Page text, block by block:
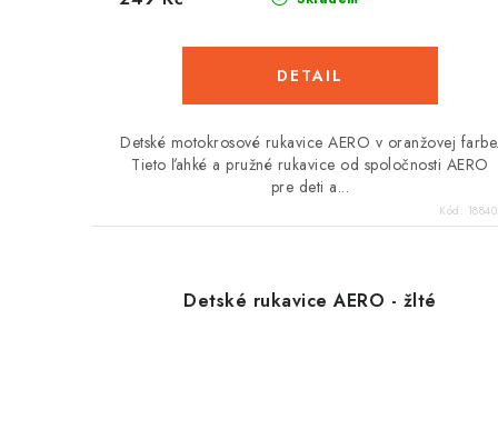
Detské motokrosové rukavice AERO v oranžovej farbe.
Tieto ľahké a pružné rukavice od spoločnosti AERO
pre deti a...
Kód:
Detské rukavice AERO - žlté